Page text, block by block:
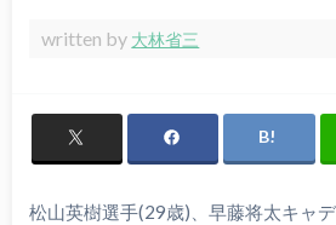
written by 大林省三
松山英樹選手(29歳)、早藤将太キャ